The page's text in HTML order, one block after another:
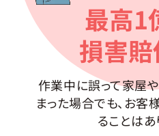
最高1
損害
作業中に誤って家屋
まった場合でも、お
ることはあ